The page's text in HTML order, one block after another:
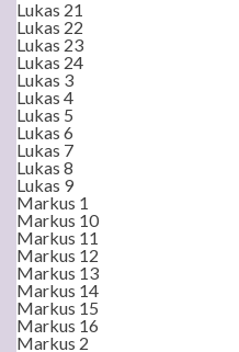
Lukas 21
Lukas 22
Lukas 23
Lukas 24
Lukas 3
Lukas 4
Lukas 5
Lukas 6
Lukas 7
Lukas 8
Lukas 9
Markus 1
Markus 10
Markus 11
Markus 12
Markus 13
Markus 14
Markus 15
Markus 16
Markus 2